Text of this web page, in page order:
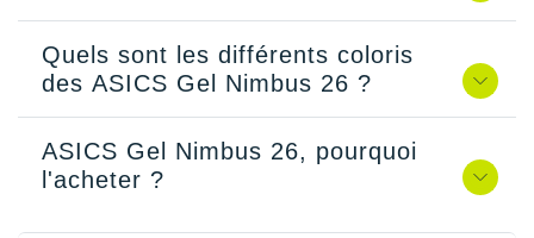
Quels sont les différents coloris
des ASICS Gel Nimbus 26 ?
ASICS Gel Nimbus 26, pourquoi
l'acheter ?